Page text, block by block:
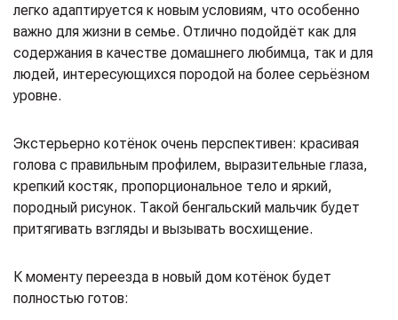
легко адаптируется к новым условиям, что особенно
важно для жизни в семье. Отлично подойдёт как для
содержания в качестве домашнего любимца, так и для
людей, интересующихся породой на более серьёзном
уровне.
Экстерьерно котёнок очень перспективен: красивая
голова с правильным профилем, выразительные глаза,
крепкий костяк, пропорциональное тело и яркий,
породный рисунок. Такой бенгальский мальчик будет
притягивать взгляды и вызывать восхищение.
К моменту переезда в новый дом котёнок будет
полностью готов: